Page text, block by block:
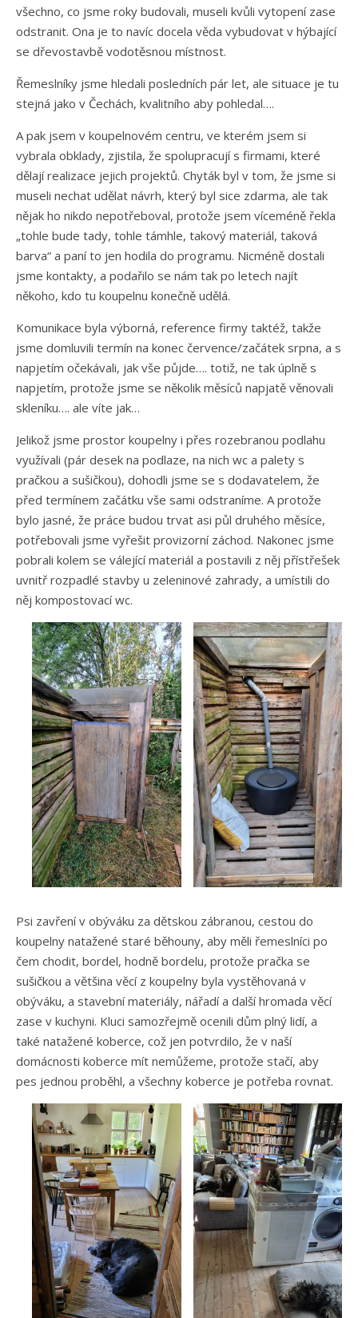
všechno, co jsme roky budovali, museli kvůli vytopení zase
odstranit. Ona je to navíc docela věda vybudovat v hýbající
se dřevostavbě vodotěsnou místnost.
Řemeslníky jsme hledali posledních pár let, ale situace je tu
stejná jako v Čechách, kvalitního aby pohledal….
A pak jsem v koupelnovém centru, ve kterém jsem si
vybrala obklady, zjistila, že spolupracují s firmami, které
dělají realizace jejich projektů. Chyták byl v tom, že jsme si
museli nechat udělat návrh, který byl sice zdarma, ale tak
nějak ho nikdo nepotřeboval, protože jsem víceméně řekla
„tohle bude tady, tohle támhle, takový materiál, taková
barva“ a paní to jen hodila do programu. Nicméně dostali
jsme kontakty, a podařilo se nám tak po letech najít
někoho, kdo tu koupelnu konečně udělá.
Komunikace byla výborná, reference firmy taktéž, takže
jsme domluvili termín na konec července/začátek srpna, a s
napjetím očekávali, jak vše půjde…. totiž, ne tak úplně s
napjetím, protože jsme se několik měsíců napjatě věnovali
skleníku…. ale víte jak…
Jelikož jsme prostor koupelny i přes rozebranou podlahu
využívali (pár desek na podlaze, na nich wc a palety s
pračkou a sušičkou), dohodli jsme se s dodavatelem, že
před termínem začátku vše sami odstraníme. A protože
bylo jasné, že práce budou trvat asi půl druhého měsíce,
potřebovali jsme vyřešit provizorní záchod. Nakonec jsme
pobrali kolem se válející materiál a postavili z něj přístřešek
uvnitř rozpadlé stavby u zeleninové zahrady, a umístili do
něj kompostovací wc.
Psi zavření v obýváku za dětskou zábranou, cestou do
koupelny natažené staré běhouny, aby měli řemeslníci po
čem chodit, bordel, hodně bordelu, protože pračka se
sušičkou a většina věcí z koupelny byla vystěhovaná v
obýváku, a stavební materiály, nářadí a další hromada věcí
zase v kuchyni. Kluci samozřejmě ocenili dům plný lidí, a
také natažené koberce, což jen potvrdilo, že v naší
domácnosti koberce mít nemůžeme, protože stačí, aby
pes jednou proběhl, a všechny koberce je potřeba rovnat.